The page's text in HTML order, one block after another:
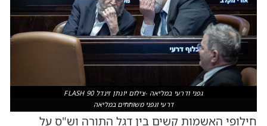
גפני ודרעי במליאה -צילום יונתן זינדל FLASH 90
דרעי וגפני משוחחים במליאה
חילופי האשמות קשים בין דגל התורה וש"ס על